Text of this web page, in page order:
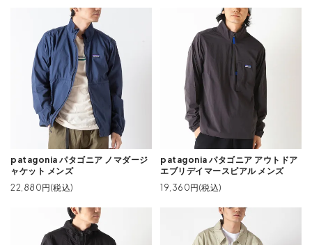
patagonia パタゴニア ノマダージ
ャケット メンズ
22,880円(税込)
patagonia パタゴニア アウトドア
エブリデイマースピアル メンズ
19,360円(税込)